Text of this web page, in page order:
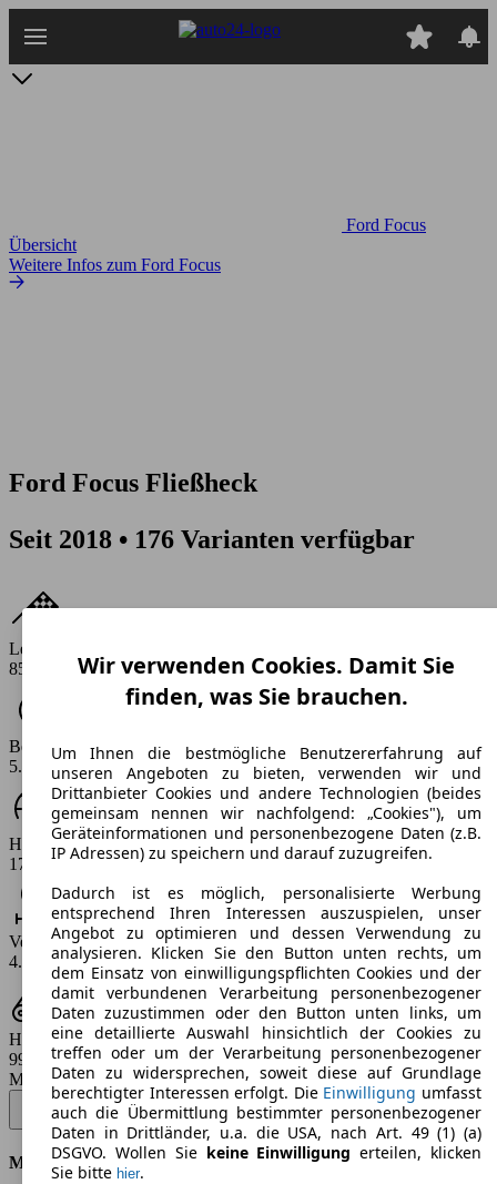
Hauptinhalt
Ford Focus
Übersicht
Weitere Infos zum Ford Focus
Ford Focus Fließheck
Seit 2018 • 176 Varianten verfügbar
Leistung
85 - 280 PS
Beschleunigung (0-100 km/h)
5.7 - 13.5 s
Höchstgeschwindigkeit (km/h)
177 - 250 km/h
Verbrauch
4.7 - 11.5 l/100km
Hubraum
998 - 2261 ccm
Modellbezeichnung:
Focus 1.0 EcoBoost Hybrid TITANIUM EDITION - 92 KW (125 PS)
(Seit 2024/07)▼
Motor & Leistung
Wir verwenden Cookies. Damit Sie
finden, was Sie brauchen.
Um Ihnen die bestmögliche Benutzererfahrung auf
unseren Angeboten zu bieten, verwenden wir und
Drittanbieter Cookies und andere Technologien (beides
gemeinsam nennen wir nachfolgend: „Cookies"), um
Geräteinformationen und personenbezogene Daten (z.B.
IP Adressen) zu speichern und darauf zuzugreifen.
Dadurch ist es möglich, personalisierte Werbung
entsprechend Ihren Interessen auszuspielen, unser
Angebot zu optimieren und dessen Verwendung zu
analysieren. Klicken Sie den Button unten rechts, um
dem Einsatz von einwilligungspflichten Cookies und der
damit verbundenen Verarbeitung personenbezogener
Daten zuzustimmen oder den Button unten links, um
eine detaillierte Auswahl hinsichtlich der Cookies zu
treffen oder um der Verarbeitung personenbezogener
Daten zu widersprechen, soweit diese auf Grundlage
berechtigter Interessen erfolgt. Die Einwilligung umfasst
auch die Übermittlung bestimmter personenbezogener
Daten in Drittländer, u.a. die USA, nach Art. 49 (1) (a)
DSGVO. Wollen Sie keine Einwilligung erteilen, klicken
Sie bitte hier.